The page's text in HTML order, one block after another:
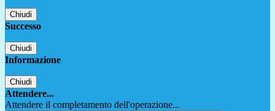
Chiudi
Successo
Chiudi
Informazione
Chiudi
Attendere...
Attendere il completamento dell'operazione...